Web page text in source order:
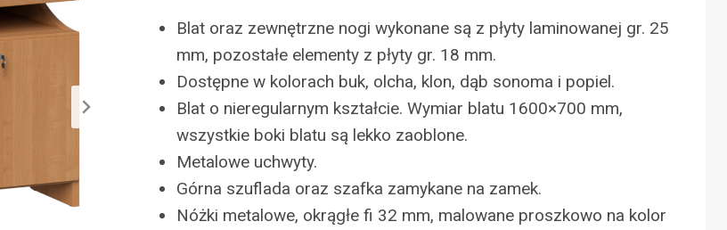
Blat oraz zewnętrzne nogi wykonane są z płyty laminowanej gr. 25
mm, pozostałe elementy z płyty gr. 18 mm.
Dostępne w kolorach buk, olcha, klon, dąb sonoma i popiel.
Blat o nieregularnym kształcie. Wymiar blatu 1600×700 mm,
wszystkie boki blatu są lekko zaoblone.
Metalowe uchwyty.
Górna szuflada oraz szafka zamykane na zamek.
Nóżki metalowe, okrągłe fi 32 mm, malowane proszkowo na kolor